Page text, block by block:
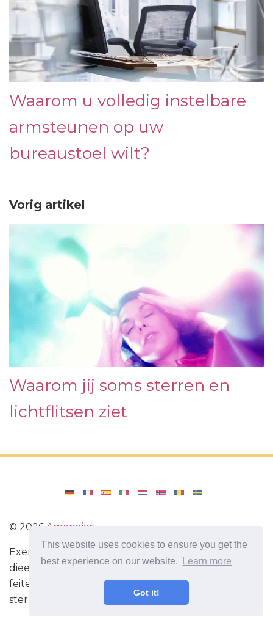
This website uses cookies to ensure you get the
best experience on our website.
Learn more
Got it!
Waarom u volledig instelbare
armsteunen op uw
bureaustoel wilt?
Vorig artikel
Waarom jij soms sterren en
lichtflitsen ziet
© 2026 Amenajari
Exercise. Diëten en recepten voor een gezond
dieet. Oefeningen voor de hersenen. Interessante
feiten. Zelfontwikkeling. Wees vandaag slimmer en
sterker!